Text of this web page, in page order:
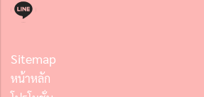
Sitemap
หน้าหลัก